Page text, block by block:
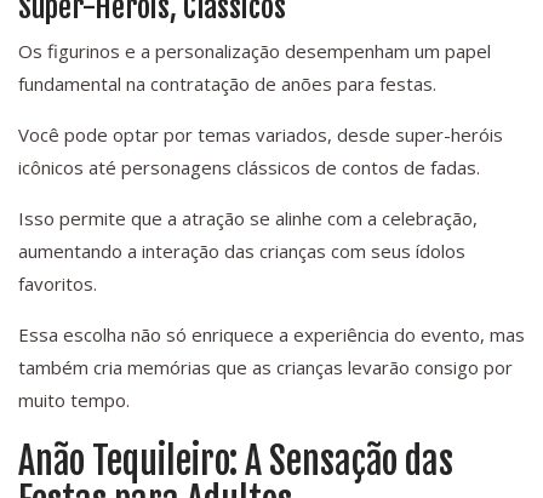
Super-Heróis, Clássicos
Os figurinos e a personalização desempenham um papel
fundamental na contratação de anões para festas.
Você pode optar por temas variados, desde super-heróis
icônicos até personagens clássicos de contos de fadas.
Isso permite que a atração se alinhe com a celebração,
aumentando a interação das crianças com seus ídolos
favoritos.
Essa escolha não só enriquece a experiência do evento, mas
também cria memórias que as crianças levarão consigo por
muito tempo.
Anão Tequileiro: A Sensação das